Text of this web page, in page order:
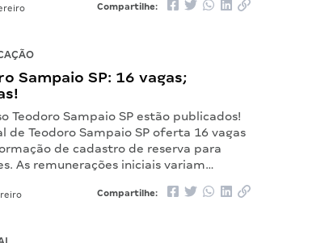
Compartilhe:
Sampaio SP: 16 vagas;
Teodoro Sampaio SP estão publicados!
de Teodoro Sampaio SP oferta 16 vagas
de cadastro de reserva para
As remunerações iniciais variam…
Compartilhe: